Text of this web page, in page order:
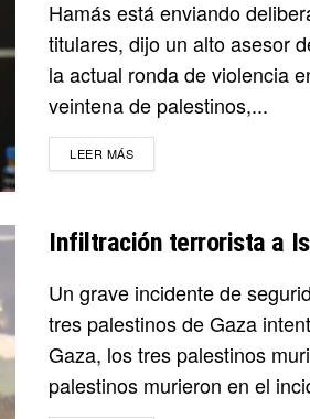
Hamás está enviando
titulares, dijo un alto asesor
la actual ronda de violencia
veintena de palestinos,...
LEER MÁSDETAILS
Infiltración terrorista a
Un grave incidente de
tres palestinos de Gaza
Gaza, los tres palestinos
palestinos murieron en el